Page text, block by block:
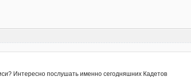
Интересно послушать именно сегодняшних Кадетов